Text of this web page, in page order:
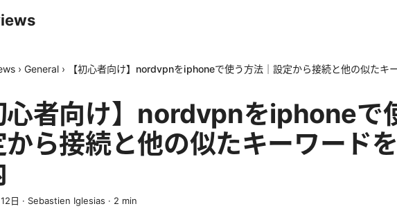
› General › 【初心者向け】nordvpnをiphoneで使う方法｜設定から接続と他の似たキ
心者向け】nordvpnをiphoneで
から接続と他の似たキーワード
日 · Sebastien Iglesias · 2 min